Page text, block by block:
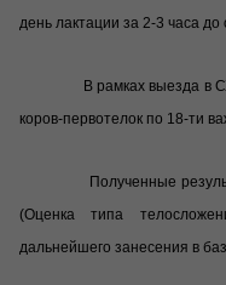
день лактации за 2-3 часа
В рамках выезда в
коров-первотелок по 18-ти
Полученные
(Оценка типа
дальнейшего занесения в